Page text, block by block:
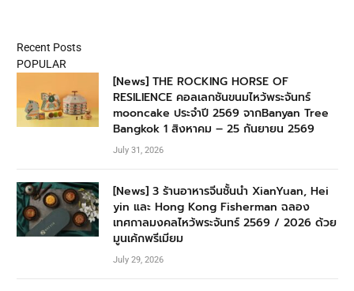
Recent Posts
POPULAR
[News] THE ROCKING HORSE OF
RESILIENCE คอลเลกชันขนมไหว้พระจันทร์
mooncake ประจำปี 2569 จากBanyan Tree
Bangkok 1 สิงหาคม – 25 กันยายน 2569
July 31, 2026
[News] 3 ร้านอาหารจีนชั้นนำ XianYuan, Hei
yin และ Hong Kong Fisherman ฉลอง
เทศกาลมงคลไหว้พระจันทร์ 2569 / 2026 ด้วย
มูนเค้กพรีเมียม
July 29, 2026